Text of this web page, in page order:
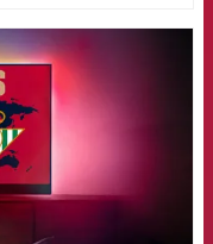
badge